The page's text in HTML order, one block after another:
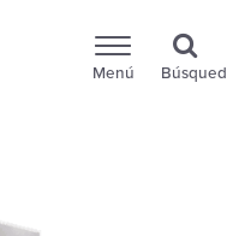
Menú